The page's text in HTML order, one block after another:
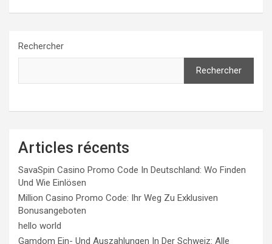
Rechercher
Rechercher
Articles récents
SavaSpin Casino Promo Code In Deutschland: Wo Finden
Und Wie Einlösen
Million Casino Promo Code: Ihr Weg Zu Exklusiven
Bonusangeboten
hello world
Gamdom Ein- Und Auszahlungen In Der Schweiz: Alle